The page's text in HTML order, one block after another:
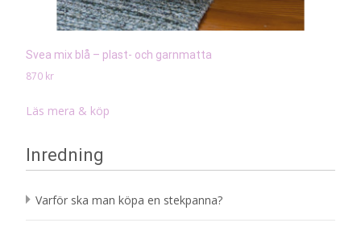
Svea mix blå – plast- och garnmatta
870 kr
Läs mera & köp
Inredning
Varför ska man köpa en stekpanna?